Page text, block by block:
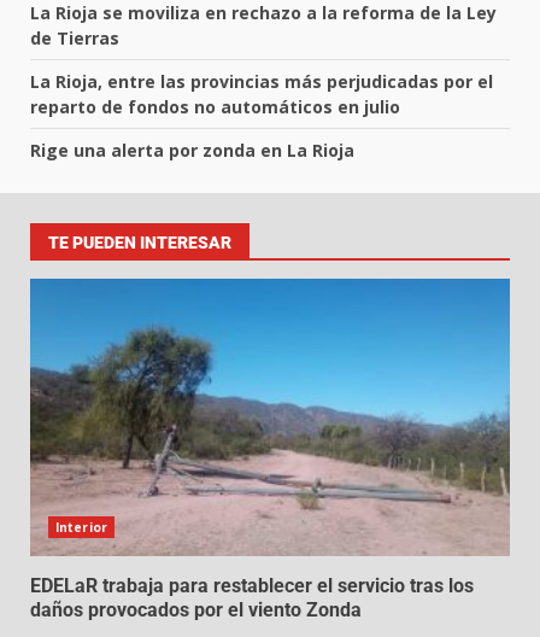
La Rioja se moviliza en rechazo a la reforma de la Ley
de Tierras
La Rioja, entre las provincias más perjudicadas por el
reparto de fondos no automáticos en julio
Rige una alerta por zonda en La Rioja
TE PUEDEN INTERESAR
Interior
EDELaR trabaja para restablecer el servicio tras los
daños provocados por el viento Zonda